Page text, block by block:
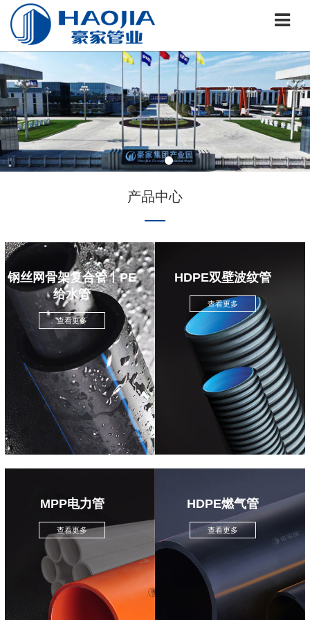
产品中心
钢丝网骨架复合管丨PE
给水管
查看更多
HDPE双壁波纹管
查看更多
MPP电力管
查看更多
HDPE燃气管
查看更多